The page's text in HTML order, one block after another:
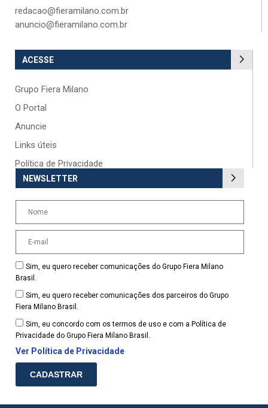
redacao@fieramilano.com.br
anuncio@fieramilano.com.br
ACESSE
Grupo Fiera Milano
O Portal
Anuncie
Links úteis
Política de Privacidade
NEWSLETTER
Sim, eu quero receber comunicações do Grupo Fiera Milano
Brasil.
Sim, eu quero receber comunicações dos parceiros do Grupo
Fiera Milano Brasil.
Sim, eu concordo com os termos de uso e com a Política de
Privacidade do Grupo Fiera Milano Brasil.
Ver Política de Privacidade
CADASTRAR